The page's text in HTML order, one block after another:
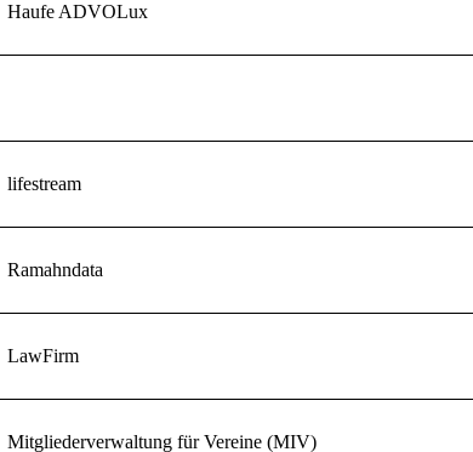
Haufe ADVOLux
lifestream
Ramahndata
LawFirm
Mitgliederverwaltung für Vereine (MIV)